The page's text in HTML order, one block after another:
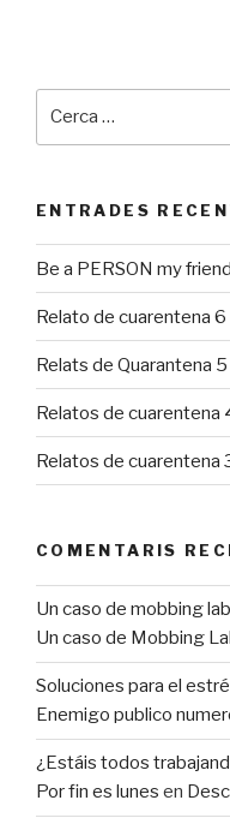
ENTRADES
Be a PERSON my friend
Relato de cuarentena 6
Relats de Quarantena 5
Relatos de cuarentena
Relatos de cuarentena
COMENTARIS
Un caso de mobbing
Un caso de Mobbing
Soluciones para el
Enemigo publico
¿Estáis todos
Por fin es lunes en